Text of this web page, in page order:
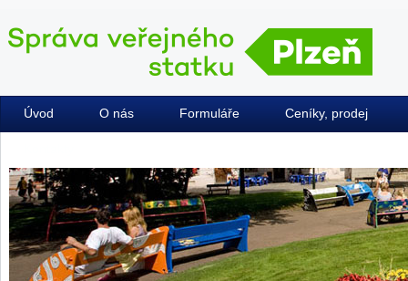
Úvod O nás Formuláře Ceníky, prodej